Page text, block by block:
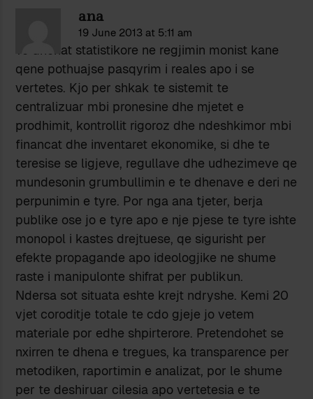
ana
19 June 2013 at 5:11 am
Te dhenat statistikore ne regjimin monist kane
qene pothuajse pasqyrim i reales apo i se
vertetes. Kjo per shkak te sistemit te
centralizuar mbi pronesine dhe mjetet e
prodhimit, kontrollit rigoroz dhe ndeshkimor mbi
financat dhe inventaret ekonomike, si dhe te
teresise se ligjeve, regullave dhe udhezimeve qe
mundesonin grumbullimin e te dhenave e deri ne
perpunimin e tyre. Por nga ana tjeter, berja
publike ose jo e tyre apo e nje pjese te tyre ishte
monopol i kastes drejtuese, qe sigurisht per
efekte propagande apo ideologjike ne shume
raste i manipulonte shifrat per publikun.
Ndersa sot situata eshte krejt ndryshe. Kemi 20
vjet coroditje totale te cdo gjeje jo vetem
materiale por edhe shpirterore. Pretendohet se
nxirren te dhena e tregues, ka transparence per
metodiken, raportimin e analizat, por le shume
per te deshiruar cilesia apo vertetesia e te